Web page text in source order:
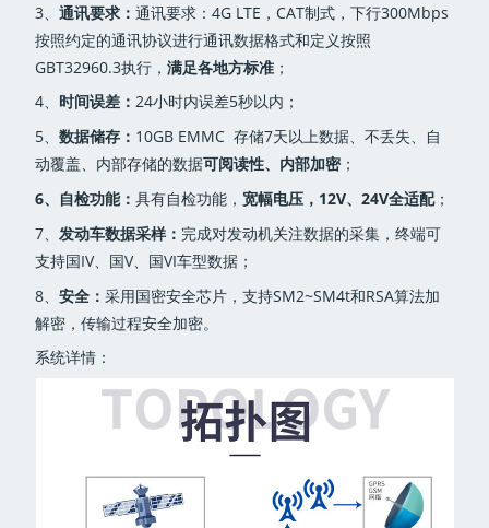
3、通讯要求：通讯要求：4G LTE，CAT制式，下行300Mbps
按照约定的通讯协议进行通讯数据格式和定义按照
GBT32960.3执行，满足各地方标准 ；
4、 时间误差：24小时内误差5秒以内；
5、数据储存： 10GB EMMC 存储7天以上数据、不丢失、自
动覆盖、内部存储的数据可阅读性、内部加密；
6、自检功能：具有自检功能， 宽幅电压，12V、24V全适配；
7、发动车数据采样： 完成对发动机关注数据的采集，终端可
支持国IV、国V、国VI车型数据；
8、安全：采用国密安全芯片，支持SM2~SM4t和RSA算法加
解密，传输过程安全加密。
系统详情：